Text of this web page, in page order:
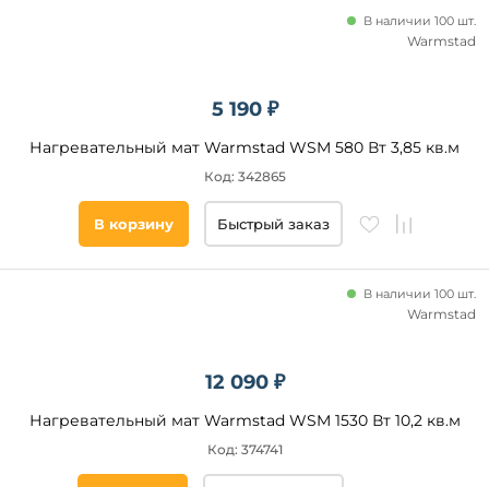
5 190 ₽
Нагревательный мат Warmstad WSM 580 Вт 3,85 кв.м
В наличии 100 шт.
Код: 342865
Warmstad
В корзину Быстрый заказ
12 090 ₽
Нагревательный мат Warmstad WSM 1530 Вт 10,2 кв.м
В наличии 100 шт.
Код: 374741
Warmstad